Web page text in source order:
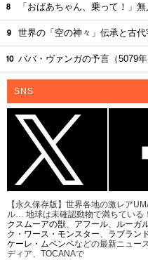
「おばあちゃん、乗って！」
世界の「空の神々」伝承と古
ババ・ヴァンガの予言（5079
SNS
【永久保存版】世界各地の激レア
ル… 地球は未確認動物で満ちている
クスムーアの獣、 アフール、 ルーガ
ク・ワース・モンスター、 ラブラン
ケーレ・ムベンベなどの最新ニュー
ディア、TOCANAで